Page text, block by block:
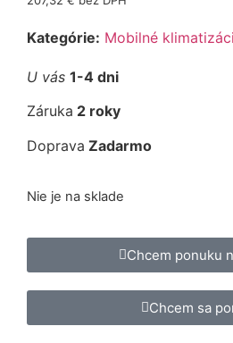
Kategórie: Mobilné
U vás 1-4 dni
Záruka 2 roky
Doprava Zadarmo
Nie je na sklade
Chcem ponuku
Chcem sa